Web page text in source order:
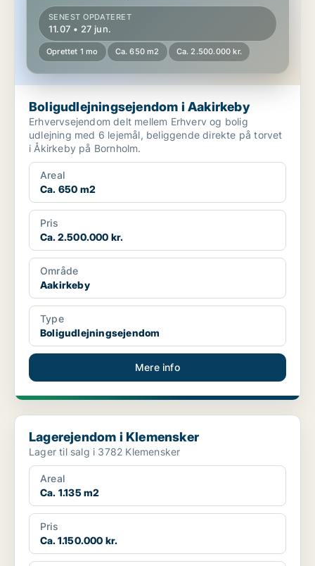
SENEST OPDATERET
11.07 • 27 jun.
Oprettet 1 mo Ca. 650 m2 Ca. 2.500.000 kr.
Boligudlejningsejendom i Aakirkeby
Erhvervsejendom delt mellem Erhverv og bolig
udlejning med 6 lejemål, beliggende direkte på torvet
i Åkirkeby på Bornholm.
Areal
Ca. 650 m2
Pris
Ca. 2.500.000 kr.
Område
Aakirkeby
Type
Boligudlejningsejendom
Mere info
Lagerejendom i Klemensker
Lagerejendom i Klemensker
Lager til salg i 3782 Klemensker
Areal
Ca. 1.135 m2
Pris
Ca. 1.150.000 kr.